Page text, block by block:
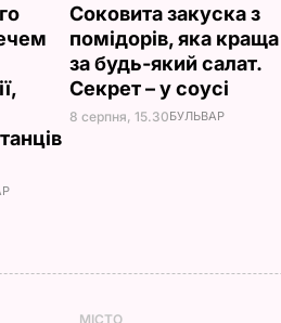
Соковита закуска з
помідорів, яка краща
за будь-який салат.
Секрет – у соусі
8 серпня, 15.30БУЛЬВАР
МІСТО